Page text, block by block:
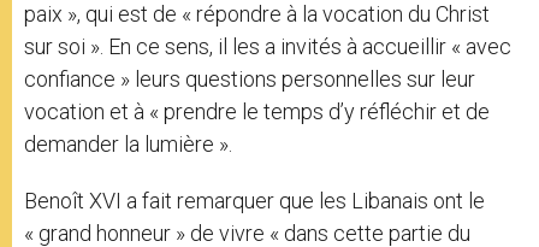
paix », qui est de « répondre à la vocation du Christ
sur soi ». En ce sens, il les a invités à accueillir « avec
confiance » leurs questions personnelles sur leur
vocation et à « prendre le temps d’y réfléchir et de
demander la lumière ».
Benoît XVI a fait remarquer que les Libanais ont le
« grand honneur » de vivre « dans cette partie du